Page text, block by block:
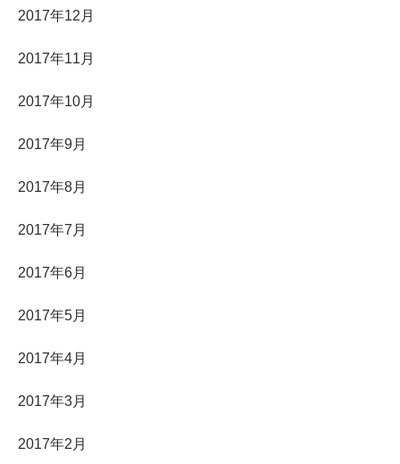
2017年12月
2017年11月
2017年10月
2017年9月
2017年8月
2017年7月
2017年6月
2017年5月
2017年4月
2017年3月
2017年2月